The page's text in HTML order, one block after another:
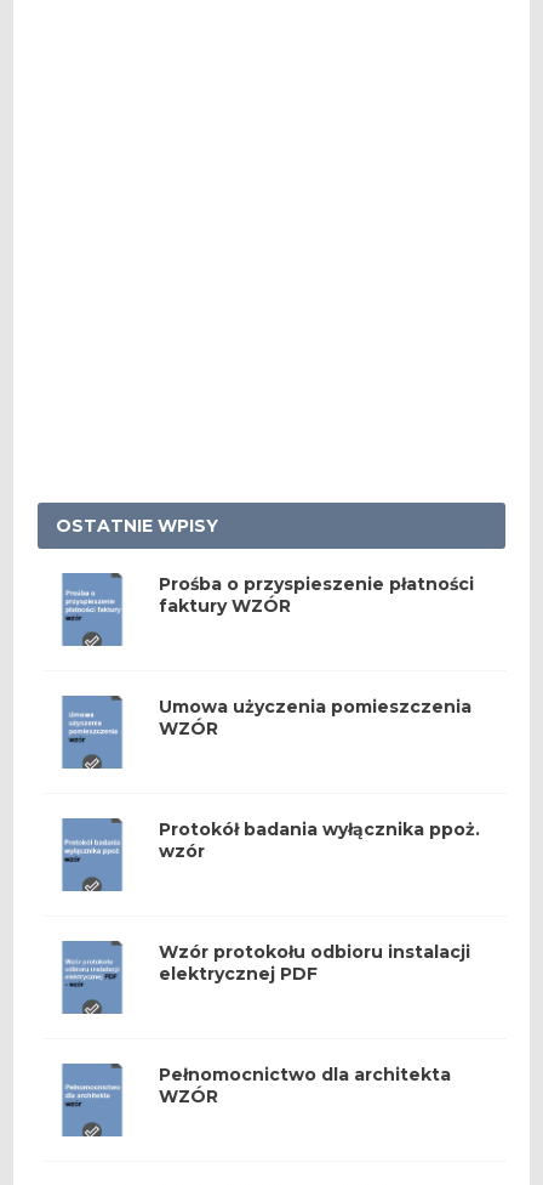
OSTATNIE WPISY
Prośba o przyspieszenie płatności
faktury WZÓR
Umowa użyczenia pomieszczenia
WZÓR
Protokół badania wyłącznika ppoż.
wzór
Wzór protokołu odbioru instalacji
elektrycznej PDF
Pełnomocnictwo dla architekta
WZÓR